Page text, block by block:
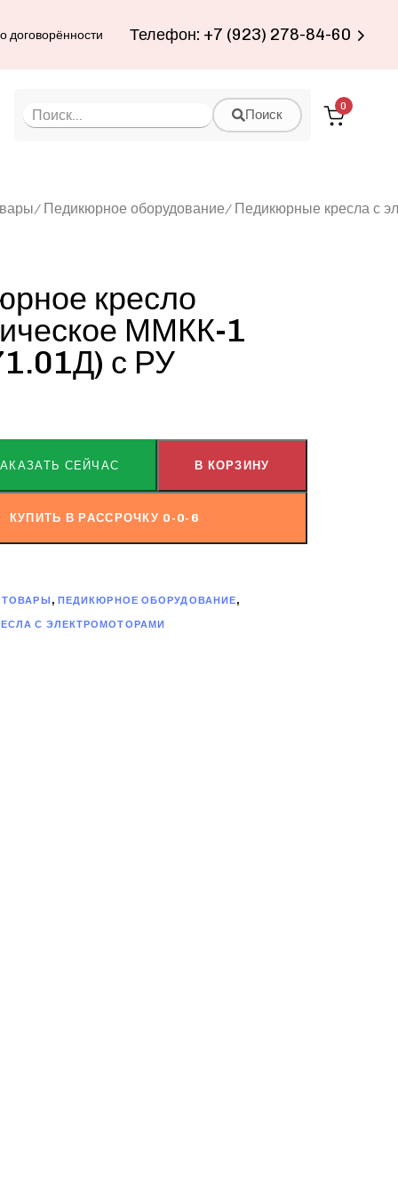
договорённости Телефон: +7 (923) 278-84-60
Поиск
0
Педикюрное оборудование Педикюрные кресла с
кресло
ММКК-1
с РУ
СЕЙЧАС В КОРЗИНУ
КУПИТЬ В РАССРОЧКУ 0-0-6
ТОВАРЫ , ПЕДИКЮРНОЕ ОБОРУДОВАНИЕ,
С ЭЛЕКТРОМОТОРАМИ